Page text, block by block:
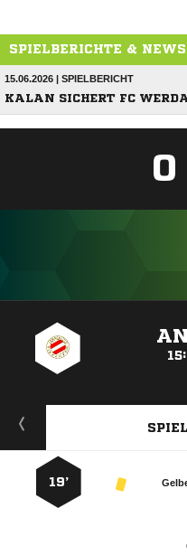
SPIELBERICHTE & NEWS
15.06.2026 | SPIELBERICHT
KALAN SICHERT FC
0
19’